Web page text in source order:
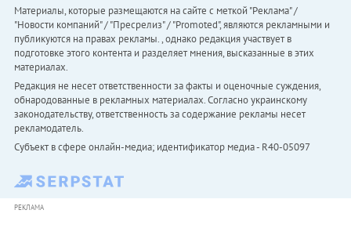
Материалы, которые размещаются на сайте с меткой "Реклама" /
"Новости компаний" / "Пресрелиз" / "Promoted", являются рекламными и
публикуются на правах рекламы. , однако редакция участвует в
подготовке этого контента и разделяет мнения, высказанные в этих
материалах.
Редакция не несет ответственности за факты и оценочные суждения,
обнародованные в рекламных материалах. Согласно украинскому
законодательству, ответственность за содержание рекламы несет
рекламодатель.
Субъект в сфере онлайн-медиа; идентификатор медиа - R40-05097
РЕКЛАМА